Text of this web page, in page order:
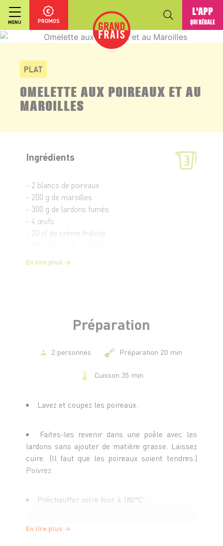
MENU PROMOS
L'APP
QUI RÉGALE
PLAT
OMELETTE AUX POIREAUX ET AU
MAROILLES
Ingrédients
- 2 blancs de poireaux
- 200 g de maroilles
- 300 g de lardons fumés
- 4 œufs
- 20 cl de crème fraîche
- Poivre
En lire plus
Préparation
2 personnes Préparation 20 min
Cuisson 35 min
Lavez et coupez les poireaux.
Faites-les revenir dans une poêle avec les
lardons sans ajouter de matière grasse. Laissez
cuire. (Il faut que les poireaux soient tendres.)
Poivrez.
Préchauffez votre four à 180°C.
Dans un saladier, battez les œufs en omelette
En lire plus